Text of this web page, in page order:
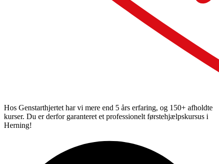
Hos Genstarthjertet har vi mere end 5 års erfaring, og 150+ afholdte
kurser. Du er derfor garanteret et professionelt førstehjælpskursus i
Herning!